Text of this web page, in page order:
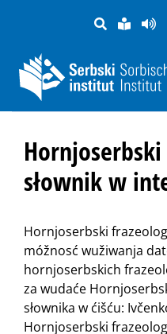
PYTANJE
RĚČ
słownik w
Hornjoserbski
móžnosć wužiwanja
hornjoserbskich
za wudaće
słownika w ćišću:
Hornjoserbski